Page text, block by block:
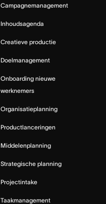
Campagnemanagement
Inhoudsagenda
Creatieve productie
Doelmanagement
Onboarding nieuwe
werknemers
Organisatieplanning
Productlanceringen
Middelenplanning
Strategische planning
Projectintake
Taakmanagement